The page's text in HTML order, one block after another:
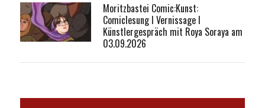
Moritzbastei Comic:Kunst:
Comiclesung I Vernissage I
Künstlergespräch mit Roya Soraya am
03.09.2026